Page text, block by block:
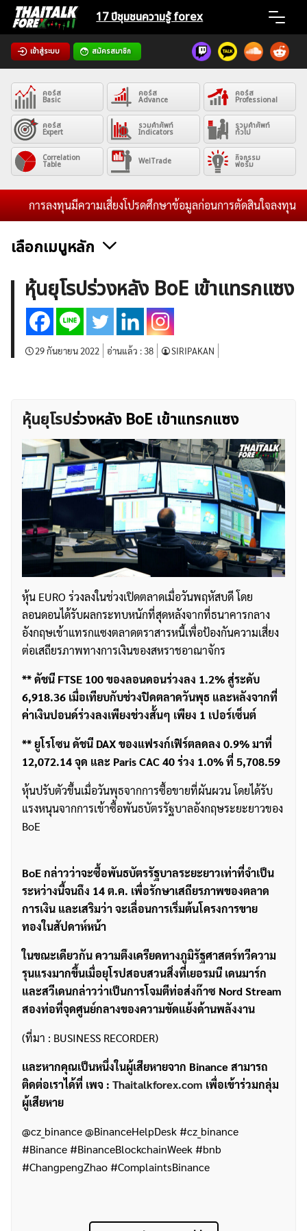
Skip
content
17 ปีชุมชนความรู้ forex
เข้าสู่ระบบ สมัครสมาชิก
Home
News
Articles
VPS Register
ค้นหา
สำหรับ:
คอร์ส
Basic
คอร์ส
Advance
คอร์ส
Professional
คอร์ส
Expert
รวมคำศัพท์
Indicators
รวมคำศัพท์
ทั่วไป
Correlation
Table WelTrade กิจกรรม
ฟอรั่ม
การลงทุนมีความเสี่ยงโปรดศึกษาข้อมูลก่อนการตัดสินใจลงทุน แล
เลือกเมนูหลัก
ข่าวฟอเร็กซ์และสกุลเงิน คริปโตเคอร์เรนซี
ฟรีซิกแนล รายวัน
บทวิเคราะห์
เศรษฐกิจทั่วไป ดัชนี-หุ้น
สินค้าโภคภัณฑ์
โบรกเกอร์ FX
โปรโมชั่น Forex
หุ้นยุโรปร่วงหลัง BoE เข้าแทรกแซง
29 กันยายน 2022 อ่านแล้ว :38 SIRIPAKAN
หุ้นยุโรปร่วงหลัง BoE เข้าแทรกแซง
หุ้น EURO ร่วงลงในช่วงเปิดตลาดเมื่อวันพฤหัสบดี โดย
ลอนดอนได้รับผลกระทบหนักที่สุดหลังจากที่ธนาคารกลาง
อังกฤษเข้าแทรกแซงตลาดตราสารหนี้เพื่อป้องกันความเสี่ยง
ต่อเสถียรภาพทางการเงินของสหราชอาณาจักร
** ดัชนี FTSE 100 ของลอนดอนร่วงลง 1.2% สู่ระดับ
6,918.36 เมื่อเทียบกับช่วงปิดตลาดวันพุธ และหลังจากที่
ค่าเงินปอนด์ร่วงลงเพียงช่วงสั้นๆ เพียง 1 เปอร์เซ็นต์
** ยูโรโซน ดัชนี DAX ของแฟรงก์เฟิร์ตลดลง 0.9% มาที่
12,072.14 จุด และ Paris CAC 40 ร่วง 1.0% ที่ 5,708.59
หุ้นปรับตัวขึ้นเมื่อวันพุธจากการซื้อขายที่ผันผวน โดยได้รับ
แรงหนุนจากการเข้าซื้อพันธบัตรรัฐบาลอังกฤษระยะยาวของ
BoE
BoE กล่าวว่าจะซื้อพันธบัตรรัฐบาลระยะยาวเท่าที่จำเป็น
ระหว่างนี้จนถึง 14 ต.ค. เพื่อรักษาเสถียรภาพของตลาด
การเงิน และเสริมว่า จะเลื่อนการเริ่มต้นโครงการขาย
ทองในสัปดาห์หน้า
ในขณะเดียวกัน ความตึงเครียดทางภูมิรัฐศาสตร์ทวีความ
รุนแรงมากขึ้นเมื่อยุโรปสอบสวนสิ่งที่เยอรมนี เดนมาร์ก
และสวีเดนกล่าวว่าเป็นการโจมตีท่อส่งก๊าซ Nord Stream
สองท่อที่จุดศูนย์กลางของความขัดแย้งด้านพลังงาน
(ที่มา : BUSINESS RECORDER)
เเละหากคุณเป็นหนึ่งในผู้เสียหายจาก Binance สามารถ
ติดต่อเราได้ที่ เพจ : Thaitalkforex.com เพื่อเข้าร่วมกลุ่ม
ผู้เสียหาย
@cz_binance @BinanceHelpDesk #cz_binance
#Binance #BinanceBlockchainWeek #bnb
#ChangpengZhao #ComplaintsBinance